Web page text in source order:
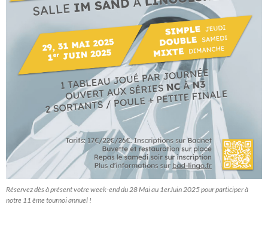
Réservez dès à présent votre week-end du 28 Mai au 1erJuin 2025 pour participer à
notre 11 ème tournoi annuel !